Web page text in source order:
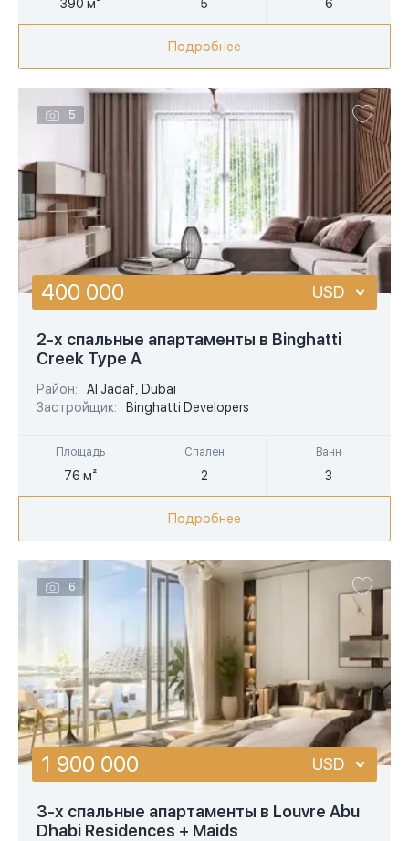
390 м² 5 6
Подробнее
5
2-х спальные апартаменты в Binghatti
Creek Type A
Район:
Al Jadaf, Dubai
Застройщик:
Binghatti Developers
Площадь
76 м²
Спален
2
Ванн
3
400 000 USD
USD
Подробнее
6
3-х спальные апартаменты в Louvre Abu
Dhabi Residences + Maids
1 900 000 USD
USD